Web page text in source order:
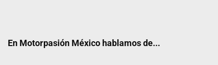
En Motorpasión México hablamos de...